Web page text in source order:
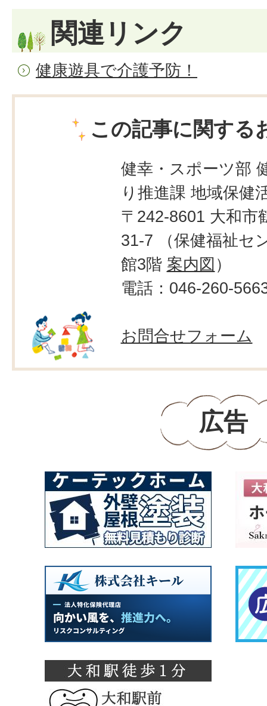
関連リンク
健康遊具で介護予防！
この記事に関する
健幸・スポーツ部
り推進課 地域保健
〒242-8601 大和市
31-7 （保健福祉セ
館3階 案内図 ）
電話：046-260-
お問合せフォーム
広告